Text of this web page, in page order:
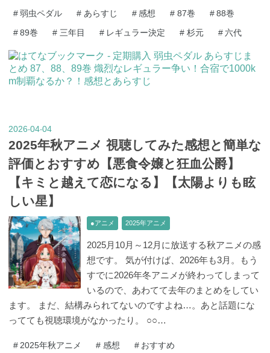
# 弱虫ペダル # あらすじ # 感想 # 87巻 # 88巻
# 89巻 # 三年目 # レギュラー決定 # 杉元 # 六代
2026-04-04
2025年秋アニメ 視聴してみた感想と簡単な
評価とおすすめ【悪食令嬢と狂血公爵】
【キミと越えて恋になる】【太陽よりも眩
しい星】
●アニメ 2025年アニメ
2025月10月～12月に放送する秋アニメの感
想です。 気が付けば、2026年も3月。もう
すでに2026年冬アニメが終わってしまって
いるので、あわてて去年のまとめをしてい
ます。 まだ、結構みられてないのですよね…。あと話題にな
ってても視聴環境がなかったり。 ○○…
# 2025年秋アニメ # 感想 # おすすめ